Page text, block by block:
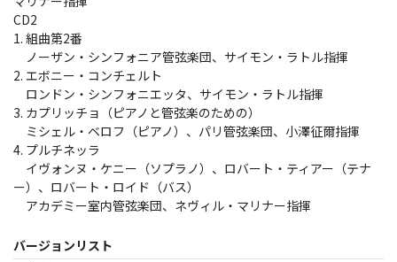
CD2
1. 組曲第2番
ノーザン・シンフォニア管弦楽団、サイモン・ラトル指揮
2. エボニー・コンチェルト
ロンドン・シンフォニエッタ、サイモン・ラトル指揮
3. カプリッチョ（ピアノと管弦楽のための）
ミシェル・ベロフ（ピアノ）、パリ管弦楽団、小澤征爾指揮
4. プルチネッラ
イヴォンヌ・ケニー（ソプラノ）、ロバート・ティアー（テナ
ー）、ロバート・ロイド（バス）
アカデミー室内管弦楽団、ネヴィル・マリナー指揮
バージョンリスト